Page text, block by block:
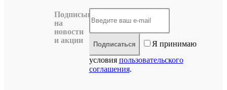
Подписывайтесь
на
новости
и акции
Подписаться
Я принимаю
условия пользовательского
соглашения.